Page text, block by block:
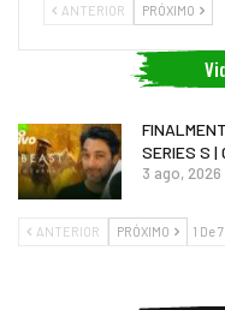
ANTERIOR PRÓXIMO
SERIES S |
3 ago, 2026
ANTERIOR PRÓXIMO 1 De